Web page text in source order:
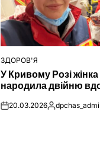
ОПУБЛІКУВАТИ
У
ЗДОРОВ'Я
У Кривому Розі
народила двійню
on20.03.2026Опубліковано